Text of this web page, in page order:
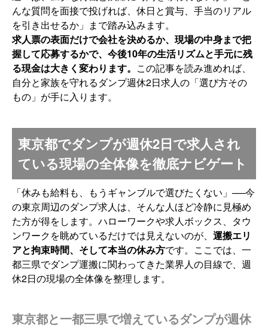
んな質問を面接で投げれば、休日と賞与、手当のリアル
を引き出せるか」まで踏み込みます。
求人票の表面だけで会社を決めるか、現場の中身まで把
握して応募するかで、今後10年の生活リズムと手元に残
る現金は大きく変わります。 この記事を読み進めれば、
自分と家族を守れるダンプ週休2日求人の「選び方その
もの」が手に入ります。
東京都でダンプが週休2日で求人され
ている現場の全体像を徹底ナビゲート
「休みも給料も、もうギャンブルで選びたくない」──今
の東京周辺のダンプ求人は、そんな人ほど冷静に見極め
た方が得をします。ハローワークや求人ボックス、タウ
ンワークを眺めているだけでは見えないのが、 運搬エリ
アと拘束時間、そして本当の休み方です。ここでは、一
都三県でダンプ運搬に関わってきた業界人の目線で、週
休2日の現場の全体像を整理します。
東京都と一都三県で増えているダンプが週休